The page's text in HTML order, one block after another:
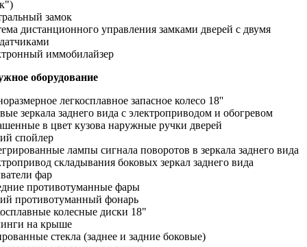
замок
дистанционного управления замками дверей с двумя
иммобилайзер
оборудование
легкосплавное запасное колесо 18''
зеркала заднего вида с электроприводом и обогревом
в цвет кузова наружные ручки дверей
спойлер
лампы сигнала поворотов в зеркала заднего вида
складывания боковых зеркал заднего вида
фар
противотуманные фары
противотуманный фонарь
колесные диски 18"
на крыше
стекла (заднее и задние боковые)